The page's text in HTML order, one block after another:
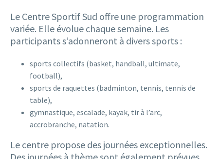
Le Centre Sportif Sud offre une programmation
variée. Elle évolue chaque semaine. Les
participants s’adonneront à divers sports :
sports collectifs (basket, handball, ultimate,
football),
sports de raquettes (badminton, tennis, tennis de
table),
gymnastique, escalade, kayak, tir à l’arc,
accrobranche, natation.
Le centre propose des journées exceptionnelles.